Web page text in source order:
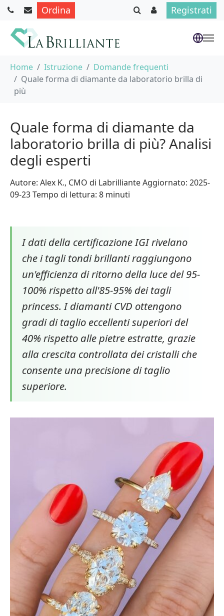
Ordina Registrati
Home Istruzione
Domande frequenti
Quale forma di diamante da laboratorio brilla di
più
Quale forma di diamante da
laboratorio brilla di più? Analisi
degli esperti
Autore: Alex K., CMO di Labrilliante Aggiornato: 2025-
09-23 Tempo di lettura: 8 minuti
I dati della certificazione IGI rivelano
che i tagli tondi brillanti raggiungono
un'efficienza di ritorno della luce del 95-
100% rispetto all'85-95% dei tagli
princess. I diamanti CVD ottengono
gradi di taglio eccellenti superiori del
40% rispetto alle pietre estratte, grazie
alla crescita controllata dei cristalli che
consente una precisione di taglio
superiore.